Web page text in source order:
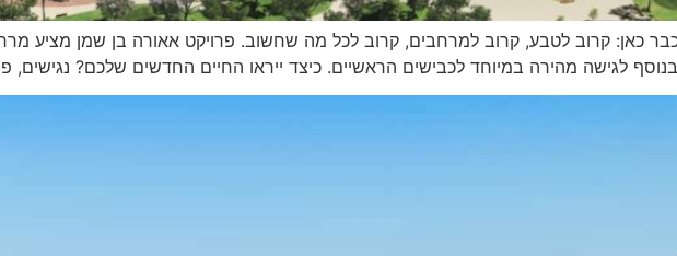
כאן: קרוב לטבע, קרוב למרחבים, קרוב לכל מה שחשוב. פרויקט אאורה בן שמן מציע
לגישה מהירה במיוחד לכבישים הראשיים. כיצד ייראו החיים החדשים שלכם? נגישים,